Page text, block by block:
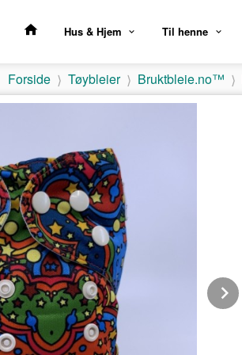
Hus & Hjem Til henne
Forside Tøybleier Bruktbleie.no™